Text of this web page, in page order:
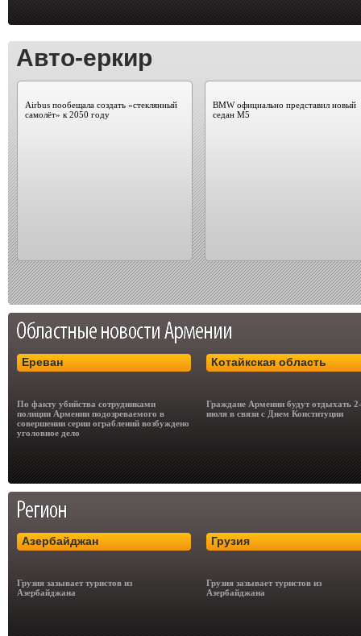
Авто-еркир
Airbus пообещала создать «стеклянный
самолёт» к 2050 году
BMW официально представил новый
седан M5
Ереван
По факту убийства сотрудниками
полиции Армении подозреваемого в
совершении серии ограблений возбуждено
уголовное дело
Котайкская область
Граждане Армении будут отдыхать
июля в связи с Днем Конституции
Азербайджан
Грузия зазывает туристов из
Азербайджана
Грузия
Грузия зазывает туристов из
Азербайджана